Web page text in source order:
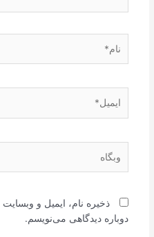
ذخیره نام، ایمیل و
دوباره دیدگاهی می‌نویسم.